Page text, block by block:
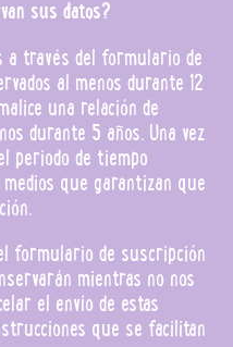
sus datos?
a través del formulario de
al menos durante 12
una relación de
durante 5 años. Una vez
periodo de tiempo
que garantizan que
formulario de suscripción
mientras no nos
el envío de estas
que se facilitan